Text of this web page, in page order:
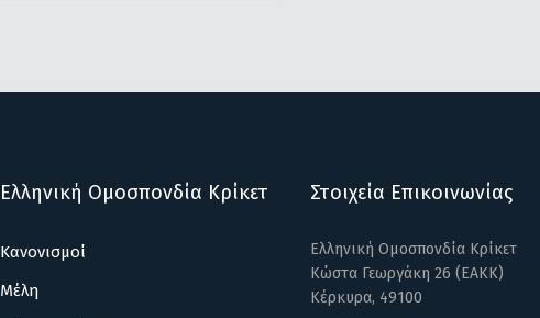
Ελληνική Ομοσπονδία Κρίκετ
Κανονισμοί
Μέλη
Στοιχεία Επικοινωνίας
Ελληνική Ομοσπονδία Κρίκετ
Κώστα Γεωργάκη 26 (ΕΑΚΚ)
Κέρκυρα, 49100